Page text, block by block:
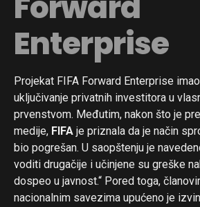
Enterprise
Projekat FIFA Forward Enterprise
uključivanje privatnih investitora u
prvenstvom. Međutim, nakon što je
medije, FIFA je priznala da je način
bio pogrešan. U saopštenju je
voditi drugačije i učinjene su greške
dospeo u javnost.“ Pored toga,
nacionalnim savezima upućeno je